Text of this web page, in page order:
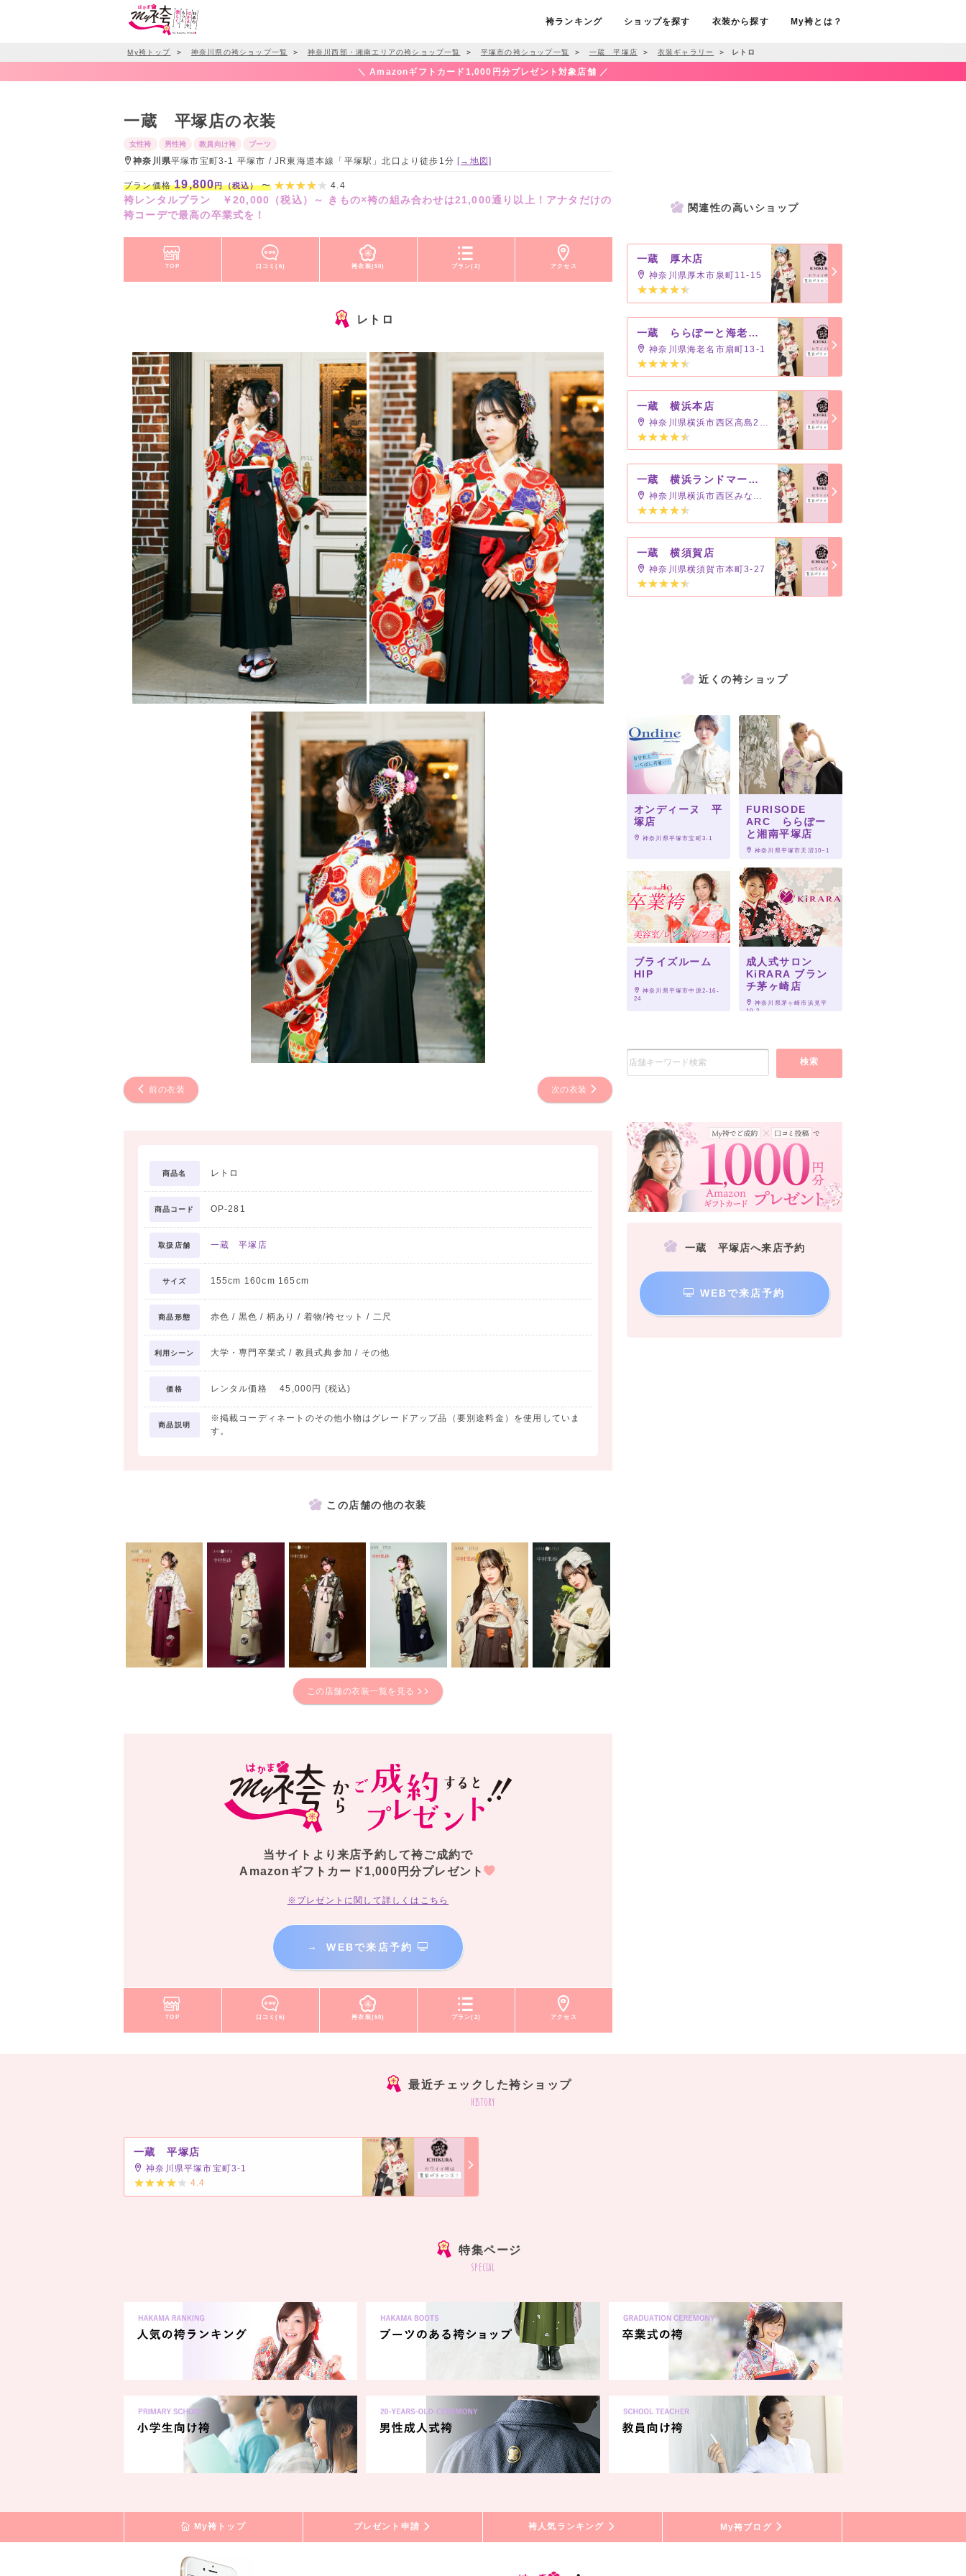
袴ランキング ショップを探す 衣装から探す My袴とは？
My袴トップ ＞ 神奈川県の袴ショップ一覧 ＞ 神奈川西部・湘南エリアの袴ショップ一覧 ＞ 平塚市の袴ショップ一覧 ＞ 一蔵 平塚店 ＞ 衣装ギャラリー ＞ レトロ
＼ Amazonギフトカード1,000円分プレゼント対象店舗 ／
一蔵 平塚店の衣装
女性袴 男性袴 教員向け袴 ブーツ
神奈川県平塚市宝町3-1 平塚市 / JR東海道本線「平塚駅」北口より徒歩1分 [→地図]
プラン価格19,800円（税込）〜 4.4
袴レンタルプラン ￥20,000（税込）～ きもの×袴の組み合わせは21,000通り以上！アナタだけの
袴コーデで最高の卒業式を！
TOP 口コミ(6) 袴衣装(50) プラン(2) アクセス
レトロ
前の衣装 次の衣装
商品名 レトロ
商品コード OP-281
取扱店舗 一蔵 平塚店
サイズ 155cm 160cm 165cm
商品形態 赤色 / 黒色 / 柄あり / 着物/袴セット / 二尺
利用シーン 大学・専門卒業式 / 教員式典参加 / その他
価格 レンタル価格 45,000円 (税込)
商品説明
※掲載コーディネートのその他小物はグレードアップ品（要別途料金）を使用していま
す。
この店舗の他の衣装
この店舗の衣装一覧を見る
当サイトより来店予約して袴ご成約で
Amazonギフトカード1,000円分プレゼント
※プレゼントに関して詳しくはこちら
→ WEBで来店予約
TOP 口コミ(6) 袴衣装(50) プラン(2) アクセス
関連性の高いショップ
一蔵 厚木店
神奈川県厚木市泉町11-15
一蔵 ららぽーと海老名店
神奈川県海老名市扇町13-1
一蔵 横浜本店
神奈川県横浜市西区高島2-19-12
一蔵 横浜ランドマークタワー店
神奈川県横浜市西区みなとみらい2-2-1
一蔵 横須賀店
神奈川県横須賀市本町3-27
近くの袴ショップ
オンディーヌ 平
塚店
神奈川県平塚市宝町3-1
FURISODE
ARC ららぽー
と湘南平塚店
神奈川県平塚市天沼10−1
ブライズルーム
HIP
神奈川県平塚市中原2-16-
24
成人式サロン
KiRARA ブラン
チ茅ヶ崎店
神奈川県茅ヶ崎市浜見平
10-2
検索
一蔵 平塚店へ来店予約
WEBで来店予約
最近チェックした袴ショップ
history
一蔵 平塚店
神奈川県平塚市宝町3-1
4.4
特集ページ
special
My袴トップ プレゼント申請 袴人気ランキング My袴ブログ